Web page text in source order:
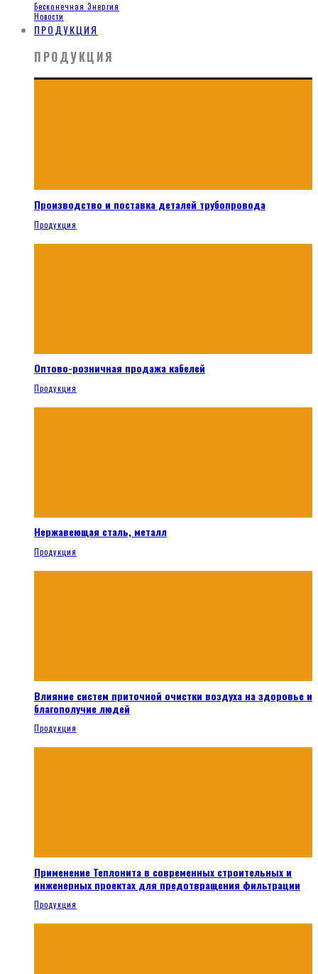
Бесконечная Энергия
Новости
ПРОДУКЦИЯ
ПРОДУКЦИЯ
Производство и поставка деталей трубопровода
Продукция
Оптово-розничная продажа кабелей
Продукция
Нержавеющая сталь, металл
Продукция
Влияние систем приточной очистки воздуха на здоровье и
благополучие людей
Продукция
Применение Теплонита в современных строительных и
инженерных проектах для предотвращения фильтрации
Продукция